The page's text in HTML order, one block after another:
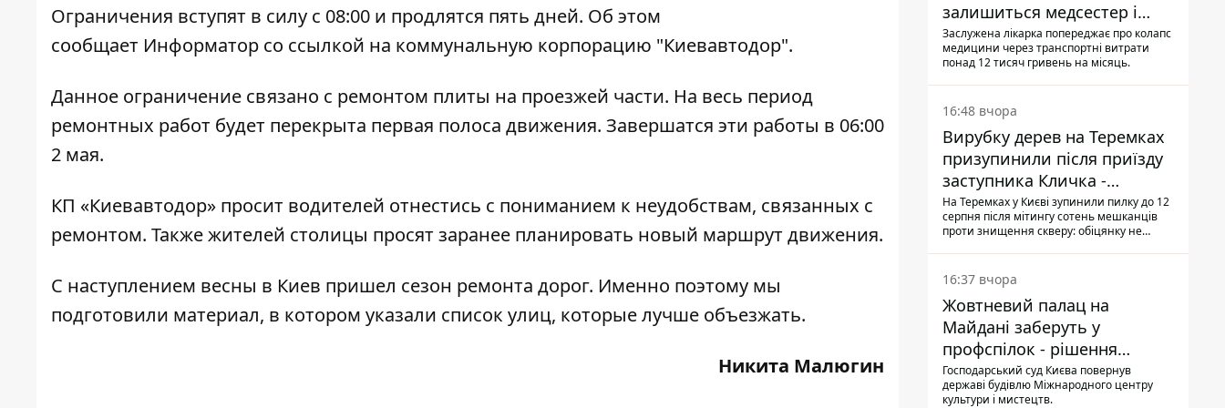
Ограничения вступят в силу с 08:00 и продлятся пять дней. Об этом
сообщает Информатор со ссылкой на коммунальную корпорацию "Киевавтодор".
Данное ограничение связано с ремонтом плиты на проезжей части. На весь период
ремонтных работ будет перекрыта первая полоса движения. Завершатся эти работы в 06:00
2 мая.
КП «Киевавтодор» просит водителей отнестись с пониманием к неудобствам, связанных с
ремонтом. Также жителей столицы просят заранее планировать новый маршрут движения.
С наступлением весны в Киев пришел сезон ремонта дорог. Именно поэтому мы
подготовили материал, в котором указали список улиц, которые лучше объезжать.
Никита Малюгин
залишиться медсестер і
санітарок - професор
Голубовська
Заслужена лікарка попереджає про колапс
медицини через транспортні витрати
понад 12 тисяч гривень на місяць.
16:48 вчора
Вирубку дерев на Теремках
призупинили після приїзду
заступника Кличка -
почався діалог
На Теремках у Києві зупинили пилку до 12
серпня після мітингу сотень мешканців
проти знищення скверу: обіцянку не
прибув налагодити комунікацію
16:37 вчора
Жовтневий палац на
Майдані заберуть у
профспілок - рішення
Господарського суду
Господарський суд Києва повернув
державі будівлю Міжнародного центру
культури і мистецтв.